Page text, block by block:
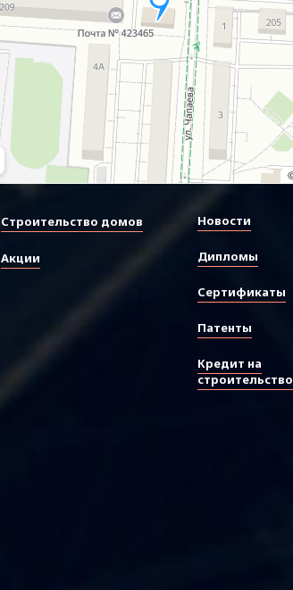
Строительство домов
Акции
Новости
Дипломы
Сертификаты
Патенты
Кредит на
строительство